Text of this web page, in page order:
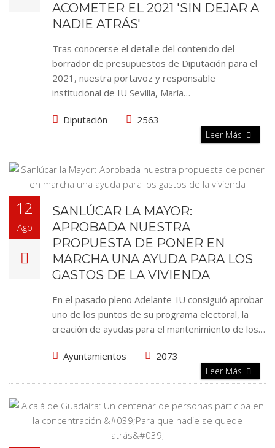
ACOMETER EL 2021 'SIN DEJAR A
NADIE ATRÁS'
Tras conocerse el detalle del contenido del
borrador de presupuestos de Diputación para el
2021, nuestra portavoz y responsable
institucional de IU Sevilla, María…
Diputación 2563
Leer Más
12
Ago
SANLÚCAR LA MAYOR:
APROBADA NUESTRA
PROPUESTA DE PONER EN
MARCHA UNA AYUDA PARA LOS
GASTOS DE LA VIVIENDA
En el pasado pleno Adelante-IU consiguió aprobar
uno de los puntos de su programa electoral, la
creación de ayudas para el mantenimiento de los…
Ayuntamientos 2073
Leer Más